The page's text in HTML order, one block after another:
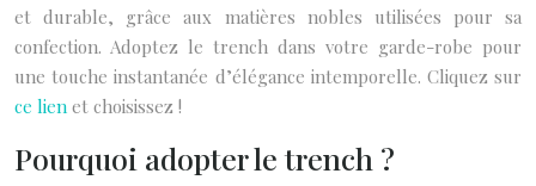
et durable, grâce aux matières nobles utilisées pour sa
confection. Adoptez le trench dans votre garde-robe pour
une touche instantanée d’élégance intemporelle. Cliquez sur
ce lien et choisissez !
Pourquoi adopter le trench ?